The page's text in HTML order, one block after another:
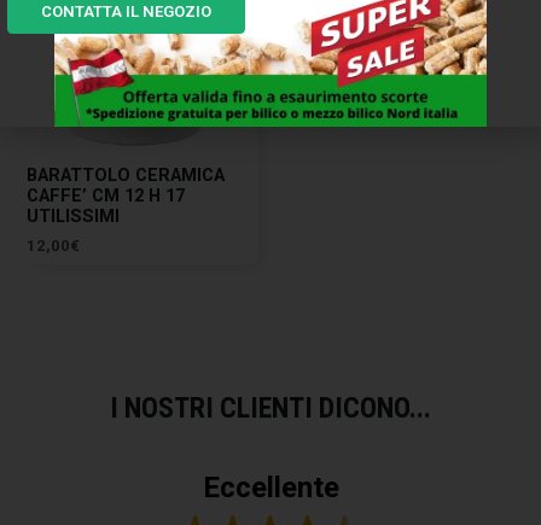
BARATTOLO CERAMICA
CAFFE’ CM 12 H 17
UTILISSIMI
12,00€
I NOSTRI CLIENTI DICONO...
Eccellente
CONTATTA IL NEGOZIO